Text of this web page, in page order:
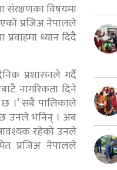
संरक्षणका विषयमा
प्रजिअ नेपालले
ध्यान दिदै
प्रशासनले गर्दै
नागरिकता दिने
छ ।’ सबै पालिकाले
छ उनले भनिन् । अब
आवश्यक रहेको उनले
प्रजिअ नेपालले